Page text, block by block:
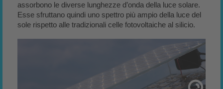
assorbono le diverse lunghezze d’onda della luce solare.
Esse sfruttano quindi uno spettro più ampio della luce del
sole rispetto alle tradizionali celle fotovoltaiche al silicio.